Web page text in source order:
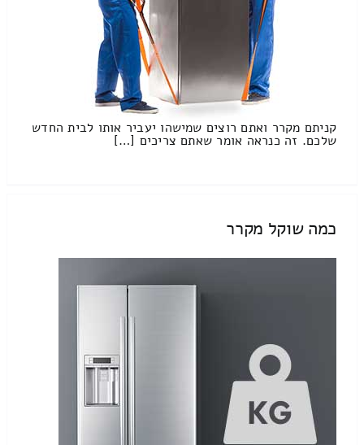
קניתם מקרר ואתם רוצים שמישהו יעביר אותו לבית החדש
שלכם. זה כנראה אומר שאתם צריכים […]
כמה שוקל מקרר